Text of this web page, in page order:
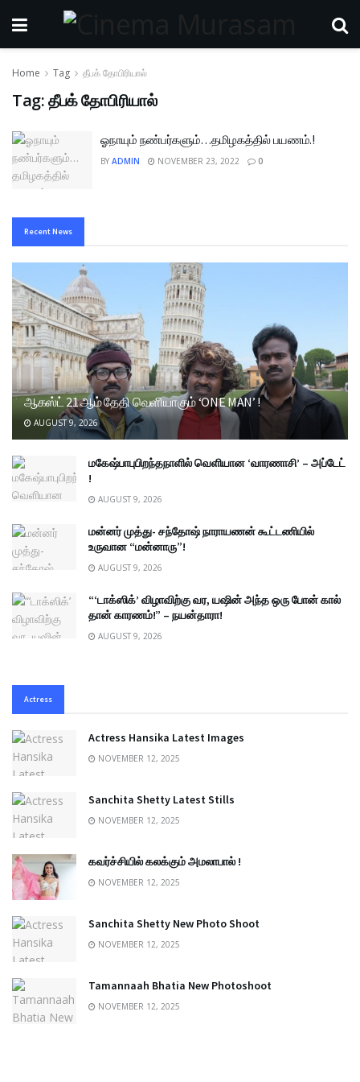
Home Tag தீபக் தோபிரியால்
Tag:தீபக் தோபிரியால்
ஓநாயும் நண்பர்களும்…தமிழகத்தில் பயணம்.!
BY ADMIN NOVEMBER 23, 2022 0
Recent News
ஆகஸ்ட் 21 ஆம் தேதி வெளியாகும் ‘ONE MAN’ !
AUGUST 9, 2026
மகேஷ்பாபுபிறந்தநாளில் வெளியான ‘வாரணாசி’ – அப்டேட்
!
AUGUST 9, 2026
மன்னர் முத்து- சந்தோஷ் நாராயணன் கூட்டணியில்
உருவான “மன்னாரு”!
AUGUST 9, 2026
“‘டாக்ஸிக்’ விழாவிற்கு வர, யஷின் அந்த ஒரு போன் கால்
தான் காரணம்!” – நயன்தாரா!
AUGUST 9, 2026
Actress
Actress Hansika Latest Images
NOVEMBER 12, 2025
Sanchita Shetty Latest Stills
NOVEMBER 12, 2025
கவர்ச்சியில் கலக்கும் அமலாபால் !
NOVEMBER 12, 2025
Sanchita Shetty New Photo Shoot
NOVEMBER 12, 2025
Tamannaah Bhatia New Photoshoot
NOVEMBER 12, 2025